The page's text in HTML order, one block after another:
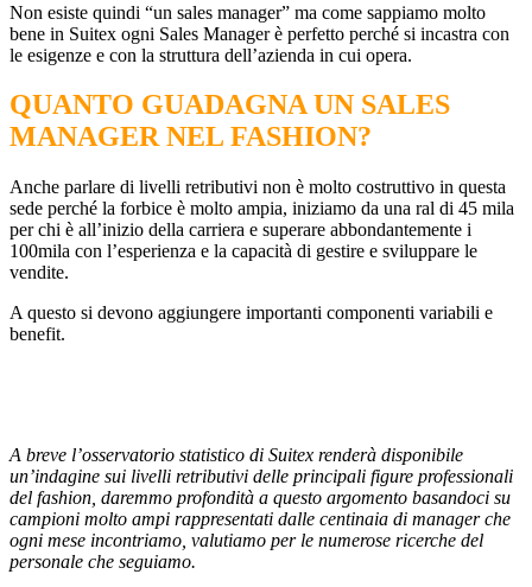
Non esiste quindi “un sales manager” ma come sappiamo molto
bene in Suitex ogni Sales Manager è perfetto perché si incastra con
le esigenze e con la struttura dell’azienda in cui opera.
QUANTO GUADAGNA UN SALES
MANAGER NEL FASHION?
Anche parlare di livelli retributivi non è molto costruttivo in questa
sede perché la forbice è molto ampia, iniziamo da una ral di 45 mila
per chi è all’inizio della carriera e superare abbondantemente i
100mila con l’esperienza e la capacità di gestire e sviluppare le
vendite.
A questo si devono aggiungere importanti componenti variabili e
benefit.
A breve l’osservatorio statistico di Suitex renderà disponibile
un’indagine sui livelli retributivi delle principali figure professionali
del fashion, daremmo profondità a questo argomento basandoci su
campioni molto ampi rappresentati dalle centinaia di manager che
ogni mese incontriamo, valutiamo per le numerose ricerche del
personale che seguiamo.